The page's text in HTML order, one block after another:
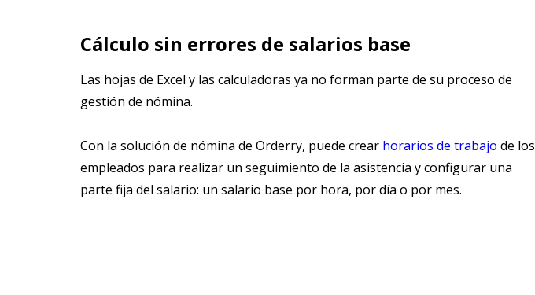
Cálculo sin errores de salarios base
Las hojas de Excel y las calculadoras ya no forman parte de su proceso de
gestión de nómina.
Con la solución de nómina de Orderry, puede crear horarios de trabajo de los
empleados para realizar un seguimiento de la asistencia y configurar una
parte fija del salario: un salario base por hora, por día o por mes.